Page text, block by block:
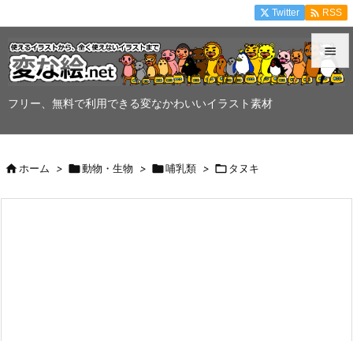
フリー、無料で利用できる変なかわいいイラスト素材


Twitter  RSS
ホーム > 動物・生物 > 哺乳類 > タヌキ